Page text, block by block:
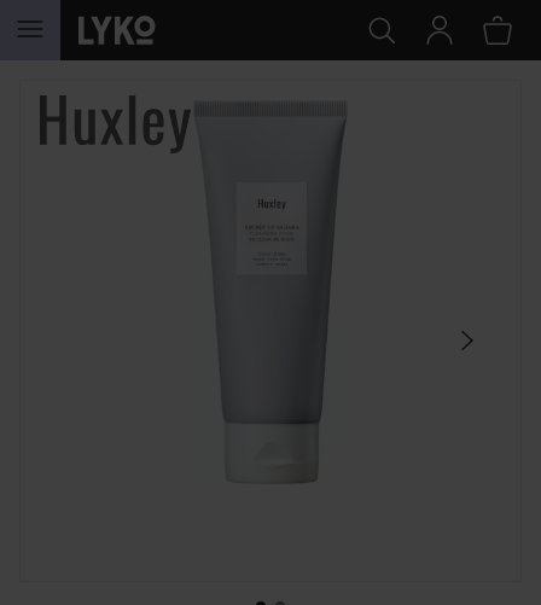
GA NAAR INHOUD
SECTIE OVERSLAAN